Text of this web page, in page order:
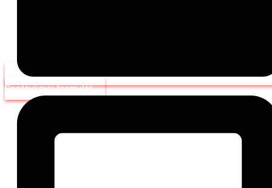
Poptávkový formulář